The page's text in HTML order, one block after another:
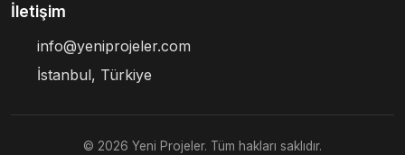
İletişim
info@yeniprojeler.com
İstanbul, Türkiye
© 2026 Yeni Projeler. Tüm hakları saklıdır.